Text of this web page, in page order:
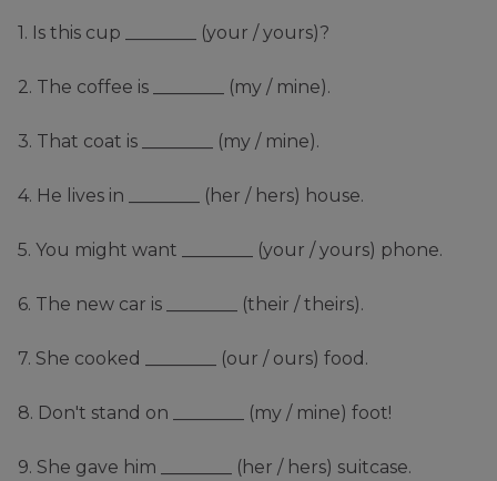
1. Is this cup ________ (your / yours)?
2. The coffee is ________ (my / mine).
3. That coat is ________ (my / mine).
4. He lives in ________ (her / hers) house.
5. You might want ________ (your / yours) phone.
6. The new car is ________ (their / theirs).
7. She cooked ________ (our / ours) food.
8. Don't stand on ________ (my / mine) foot!
9. She gave him ________ (her / hers) suitcase.